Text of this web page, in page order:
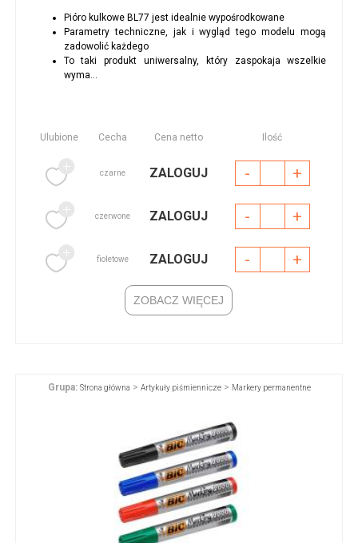
Pióro kulkowe BL77 jest idealnie wypośrodkowane
Parametry techniczne, jak i wygląd tego modelu mogą
zadowolić każdego
To taki produkt uniwersalny, który zaspokaja wszelkie
wyma...
Ulubione Cecha Cena netto Ilość
czarne ZALOGUJ - +
czerwone ZALOGUJ - +
fioletowe ZALOGUJ - +
ZOBACZ WIĘCEJ
Grupa: Strona główna > Artykuły piśmiennicze> Markery permanentne